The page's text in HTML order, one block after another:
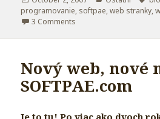
on
programovanie, softpae,web stranky,
3 Comments
Nový web, nové
SOFTPAE.com
Je to tu! Po viac ako dvoch